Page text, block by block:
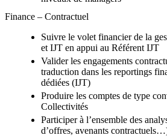
Finance – Contractuel
Suivre le volet financier de la
et IJT en appui au Référent IJT
Valider les engagements
traduction dans les reportings
dédiées (IJT)
Produire les comptes de type
Collectivités
Participer à l’ensemble des
d’offres, avenants